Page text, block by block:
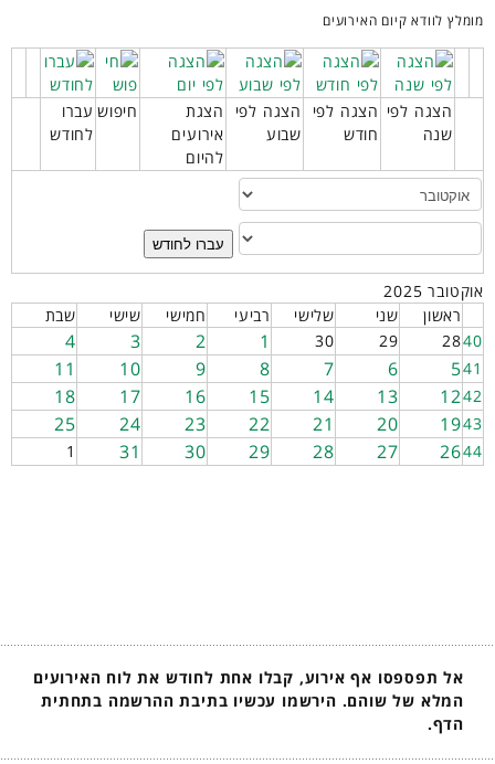
מומלץ לוודא קיום האירועים
הצגה לפי
שנה
הצגה לפי
חודש
הצגה לפי
שבוע
הצגת
אירועים
להיום
חיפוש עברו
לחודש
עברו לחודש
אוקטובר 2025
ראשון
שני שלישי רביעי חמישי שישי
שבת
40
28
29
30
1
2
3
4
41
5
6
7
8
9
10
11
42
12
13
14
15
16
17
18
43
19
20
21
22
23
24
25
44
26
27
28
29
30
31
1
אל תפספסו אף אירוע, קבלו אחת לחודש את לוח האירועים
המלא של שוהם. הירשמו עכשיו בתיבת ההרשמה בתחתית
הדף.